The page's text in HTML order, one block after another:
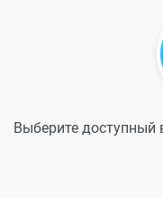
Выберите доступный